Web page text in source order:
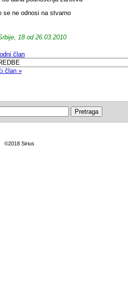
se ne odnosi na stvarno
18 od 26.03.2010
član
član »
©2018 Sirius